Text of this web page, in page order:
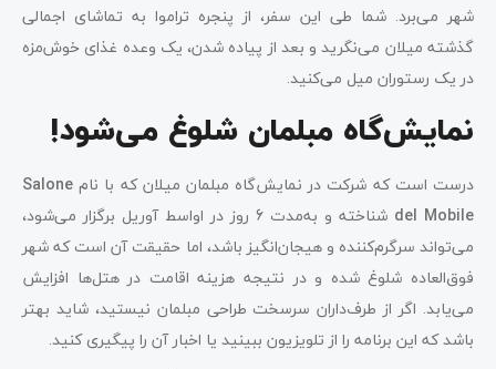
شهر می‌برد. شما طی این سفر، از پنجره تراموا به تماشای اجمالی
گذشته میلان می‌نگرید و بعد از پیاده شدن، یک وعده غذای خوش‌مزه
در یک رستوران میل می‌کنید.
نمایش‌گاه مبلمان شلوغ می‌شود!
درست است که شرکت در نمایش‌گاه مبلمان میلان که با نام Salone
del Mobile
شناخته و به‌مدت 6 روز در اواسط آوریل برگزار می‌شود،
می‌تواند سرگرم‌کننده و هیجان‌انگیز باشد، اما حقیقت آن است که شهر
فوق‌العاده شلوغ شده و در نتیجه هزینه‌ اقامت در هتل‌ها افزایش
می‌یابد. اگر از طرف‌داران سرسخت طراحی مبلمان نیستید، شاید بهتر
باشد که این برنامه را از تلویزیون ببینید یا اخبار آن را پیگیری کنید.